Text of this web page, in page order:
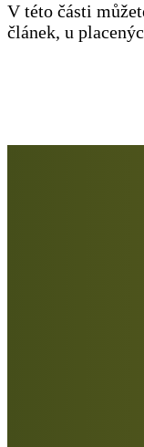
V této části
článek, u